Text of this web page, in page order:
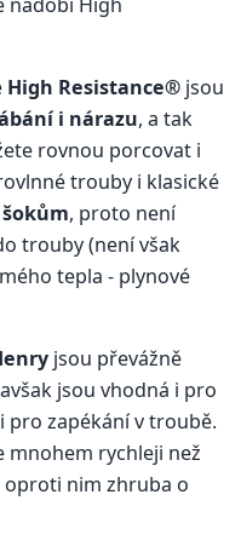
High Resistance® jsou
i nárazu, a tak
rovnou porcovat i
trouby i klasické
, proto není
trouby (není však
tepla - plynové
jsou převážně
jsou vhodná i pro
pro zapékání v troubě.
mnohem rychleji než
nim zhruba o